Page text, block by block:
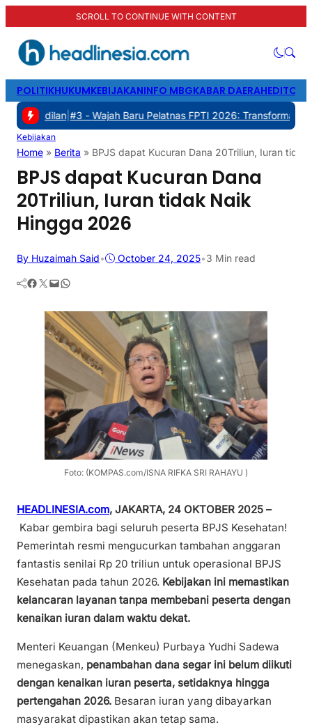
SCROLL TO CONTINUE WITH CONTENT
POLITIKHUKUMKEBIJAKANINFO MBGKABAR DAERAH
#3 -Wajah Baru Pelatnas FPTI 2026: Transformasi Manajemen,
Kebijakan
Home » Berita » BPJS dapat Kucuran Dana 20Triliun, Iuran
BPJS dapat Kucuran Dana
20Triliun, Iuran tidak Naik
Hingga 2026
By Huzaimah Said• October 24, 2025•3 Min read
Facebook Twitter Mail WhatsApp
Foto: (KOMPAS.com/ISNA RIFKA SRI RAHAYU )
HEADLINESIA.com, JAKARTA, 24 OKTOBER 2025 –
Kabar gembira bagi seluruh peserta BPJS Kesehatan!
Pemerintah resmi mengucurkan tambahan anggaran
fantastis senilai Rp 20 triliun untuk operasional BPJS
Kesehatan pada tahun 2026. Kebijakan ini memastikan
kelancaran layanan tanpa membebani peserta dengan
kenaikan iuran dalam waktu dekat.
Menteri Keuangan (Menkeu) Purbaya Yudhi Sadewa
menegaskan, penambahan dana segar ini belum diikuti
dengan kenaikan iuran peserta, setidaknya hingga
pertengahan 2026. Besaran iuran yang dibayarkan
masyarakat dipastikan akan tetap sama.